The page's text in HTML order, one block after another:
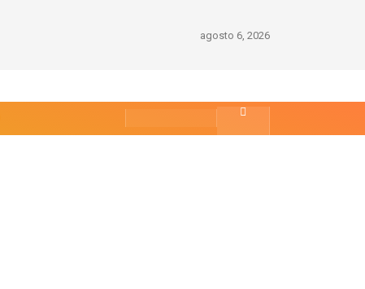
agosto 6, 2026